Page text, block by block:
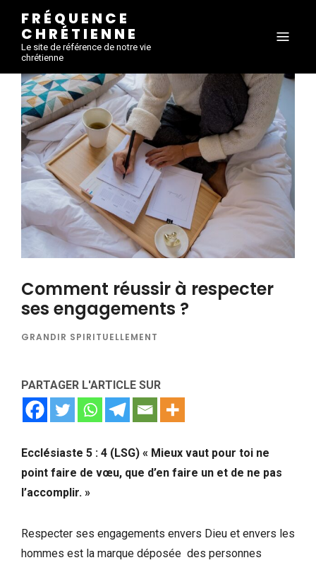
FRÉQUENCE
CHRÉTIENNE
Le site de référence de notre vie
chrétienne
Comment réussir à respecter
ses engagements ?
GRANDIR SPIRITUELLEMENT
PARTAGER L'ARTICLE SUR
Ecclésiaste 5 : 4 (LSG) « Mieux vaut pour toi ne
point faire de vœu, que d’en faire un et de ne pas
l’accomplir. »
Respecter ses engagements envers Dieu et envers les
hommes est la marque déposée des personnes